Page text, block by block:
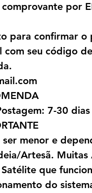
por
para confirmar o
com seu código de
7-30 dias
menor e
Artesã. Muitas
que
do